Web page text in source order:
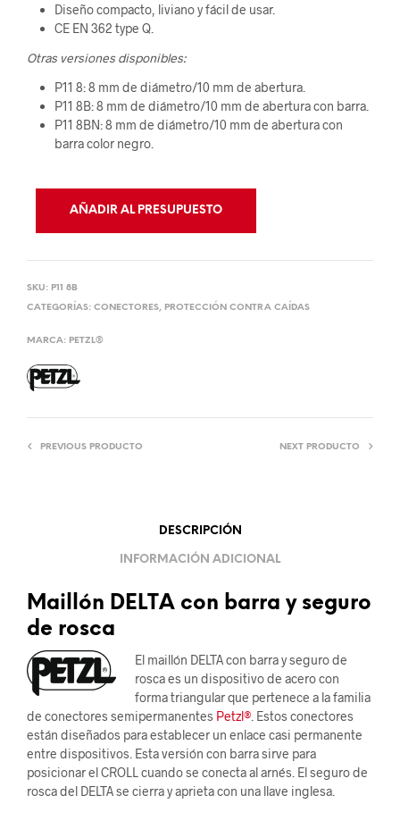
Diseño compacto, liviano y fácil de usar.
CE EN 362 type Q.
Otras versiones disponibles:
P11 8: 8 mm de diámetro/10 mm de abertura.
P11 8B: 8 mm de diámetro/10 mm de abertura con barra.
P11 8BN: 8 mm de diámetro/10 mm de abertura con
barra color negro.
AÑADIR AL PRESUPUESTO
SKU: P11 8B
CATEGORÍAS: CONECTORES, PROTECCIÓN CONTRA CAÍDAS
MARCA: PETZL®
PREVIOUS PRODUCTO NEXT PRODUCTO
DESCRIPCIÓN
INFORMACIÓN ADICIONAL
Maillón DELTA con barra y seguro
de rosca
El maillón DELTA con barra y seguro de
rosca es un dispositivo de acero con
forma triangular que pertenece a la familia
de conectores semipermanentes Petzl® . Estos conectores
están diseñados para establecer un enlace casi permanente
entre dispositivos. Esta versión con barra sirve para
posicionar el CROLL cuando se conecta al arnés. El seguro de
rosca del DELTA se cierra y aprieta con una llave inglesa.